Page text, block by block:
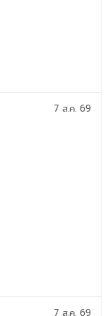
7 ส.ค. 69
7 ส.ค. 69